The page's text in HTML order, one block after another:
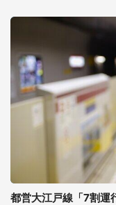
都営大江戸線「7割運